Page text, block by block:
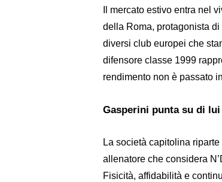
Il mercato estivo entra nel
della Roma, protagonista
diversi club europei che
difensore classe 1999
rendimento non è passato
Gasperini punta su di
La società capitolina
allenatore che considera
Fisicità, affidabilità e